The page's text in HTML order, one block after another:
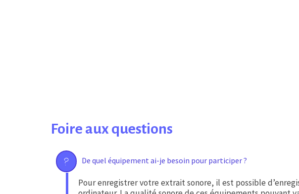
Foire aux questions
De quel équipement ai-je besoin pour participer ?
Pour enregistrer votre extrait sonore, il est possible